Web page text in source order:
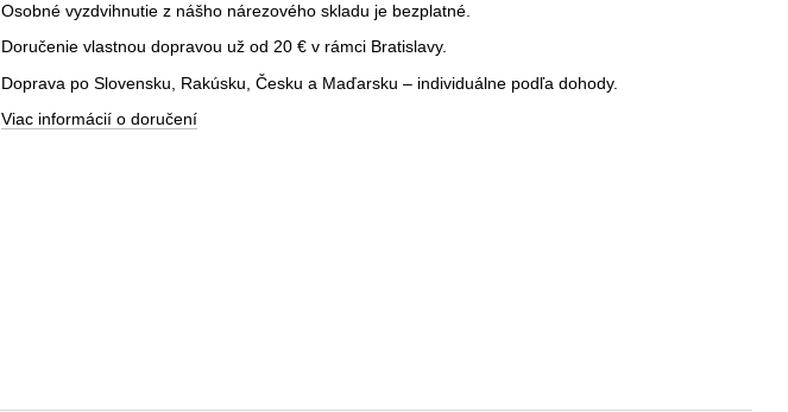
Osobné vyzdvihnutie z nášho nárezového skladu je bezplatné.
Doručenie vlastnou dopravou už od 20 € v rámci Bratislavy.
Doprava po Slovensku, Rakúsku, Česku a Maďarsku – individuálne podľa dohody.
Viac informácií o doručení